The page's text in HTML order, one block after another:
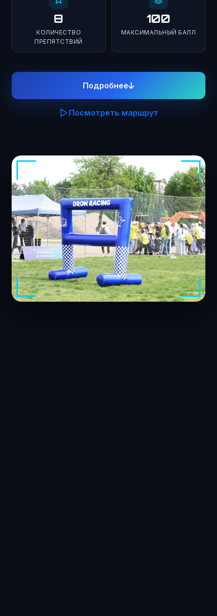
8
КОЛИЧЕСТВО
ПРЕПЯТСТВИЙ
100
МАКСИМАЛЬНЫЙ БАЛЛ
Подробнее
Посмотреть маршрут